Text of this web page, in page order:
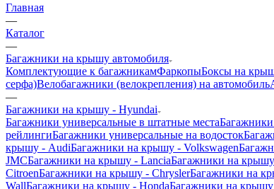
Главная
—
Каталог
—
Багажники на крышу автомобиля
Комплектующие к багажникамФаркопыБоксы на
серфа)Велобагажники (велокрепления) на автомобиль
—
Багажники на крышу - Hyundai
Багажники универсальные в штатные места
рейлингиБагажники универсальные на водосток
крышу - AudiБагажники на крышу - Volkswagen
JMCБагажники на крышу - LanciaБагажники на
CitroenБагажники на крышу - ChryslerБагажники на
WallБагажники на крышу - HondaБагажники на